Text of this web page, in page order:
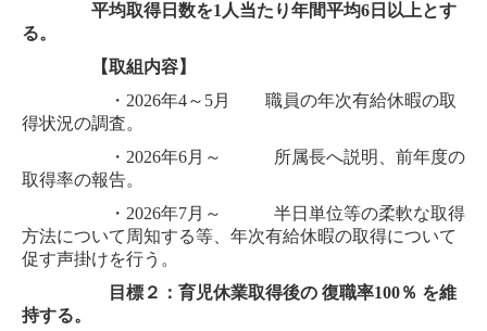
地域貢献活動
採用情報(アメニティ)
平均取得日数を1 人当たり年間平均6 日以上とす
る。
【取組内容】
・2026年4～ 5月 職員の年次有給休暇の取
得状況の調査。
・ 2026年6月～ 所属長へ説明、前年度の
取得率の報告。
・2026年7月～ 半日単位等の柔軟な取得
方法について周知する等、 年次有給休暇の取得について
促す声掛けを行う。
目標２：育児休業取得後の 復職率100％ を維
持する。